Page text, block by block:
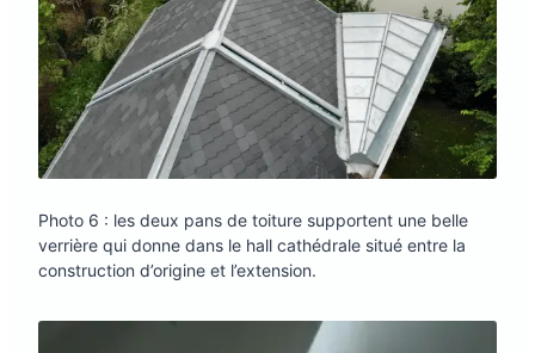
Photo 6 : les deux pans de toiture supportent une belle
verrière qui donne dans le hall cathédrale situé entre la
construction d’origine et l’extension.